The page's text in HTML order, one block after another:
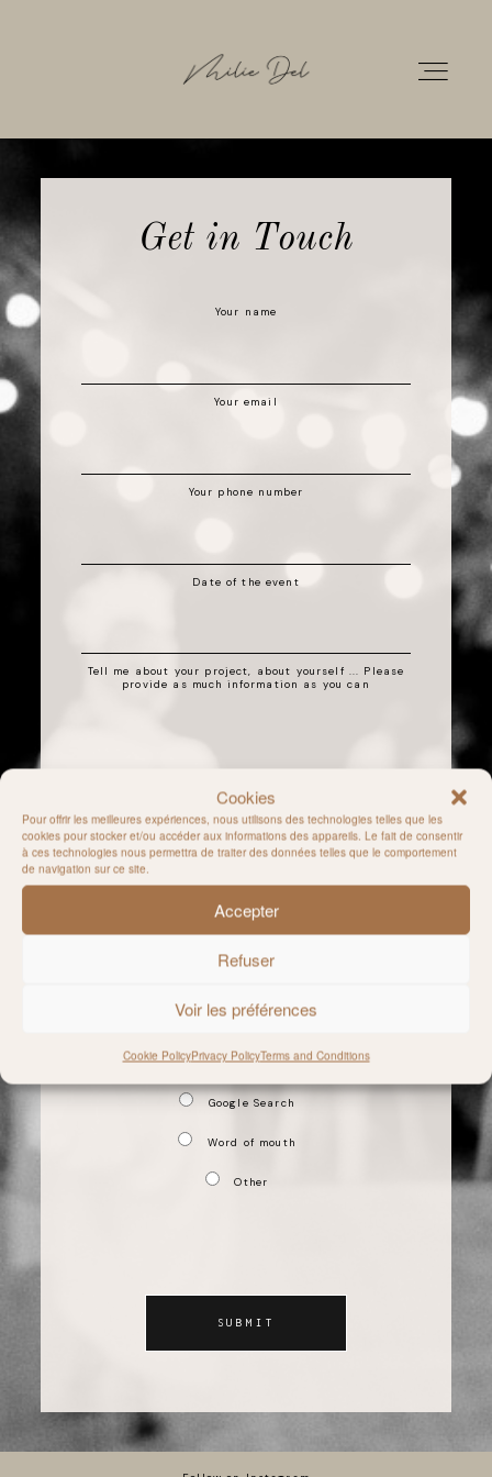
Cookies
Pour offrir les meilleures expériences, nous utilisons des technologies telles que les
cookies pour stocker et/ou accéder aux informations des appareils. Le fait de consentir
à ces technologies nous permettra de traiter des données telles que le comportement
de navigation sur ce site.
Accepter
Refuser
Voir les préférences
Cookie PolicyPrivacy PolicyTerms and Conditions
Get in Touch
Your name
Your email
Your phone number
Date of the event
Tell me about your project, about yourself ... Please
provide as much information as you can
Your instagram
Social Networks
LMNAP
Google Search
Word of mouth
Other